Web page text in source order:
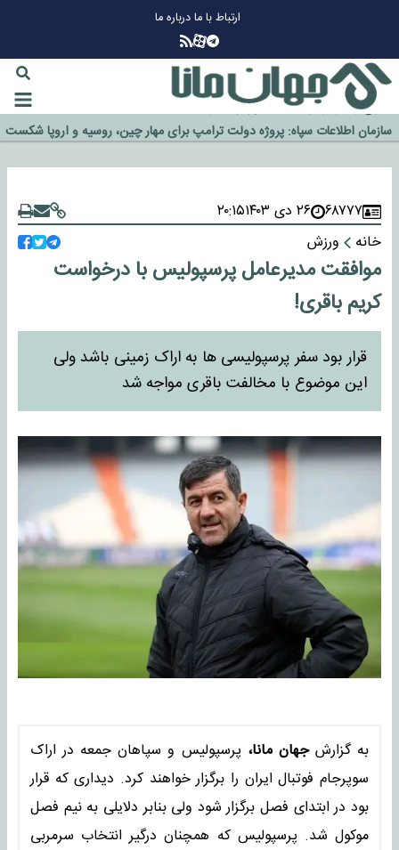
ارتباط با مادرباره ما
گزینه جدایی اوسمار روی میز مدیران پرسپولیس
آیا رئیس جمهور آمریکا قانون را دور می‌زند؟
اخراج رسمی چهره نامدار از پرسپولیس
سازمان اطلاعات سپاه: پروژه دولت ترامپ برای مهار چین، روسیه و اروپا شکست
خورد
۶۸۷۷۷ ۲۶ دی ۱۴۰۳
۲۰:۱۵
خانه
ورزش
موافقت مدیرعامل پرسپولیس با درخواست
کریم باقری!
قرار بود سفر پرسپولیسی ها به اراک زمینی باشد ولی
این موضوع با مخالفت باقری مواجه شد
به گزارش جهان مانا،پرسپولیس و سپاهان جمعه در اراک
سوپرجام فوتبال ایران را برگزار خواهند کرد. دیداری که قرار
بود در ابتدای فصل برگزار شود ولی بنابر دلایلی به نیم فصل
موکول شد. پرسپولیس که همچنان درگیر انتخاب سرمربی